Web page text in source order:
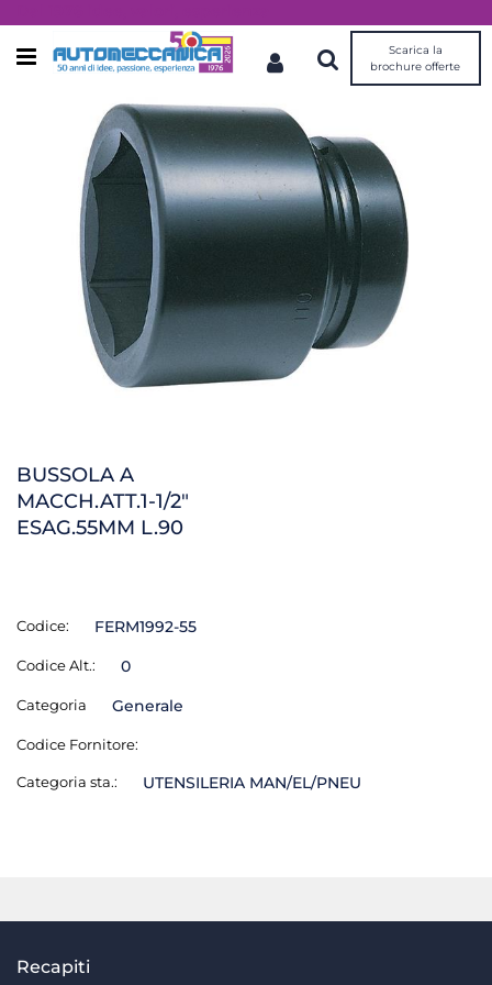
Open menu
Scarica la
brochure offerte
BUSSOLA A
MACCH.ATT.1-1/2"
ESAG.55MM L.90
Codice: FERM1992-55
Codice Alt.: 0
Categoria Generale
Codice Fornitore:
Categoria sta.: UTENSILERIA MAN/EL/PNEU
Recapiti